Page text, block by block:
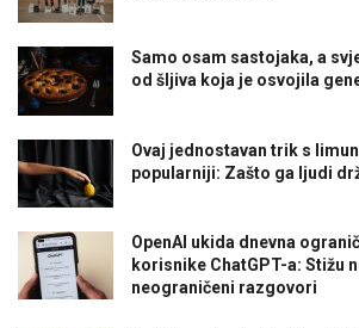
Samo osam sastojaka, a
od šljiva koja je osvojila
Ovaj jednostavan trik s
popularniji: Zašto ga ljudi
OpenAI ukida dnevna
korisnike ChatGPT-a: Stižu
neograničeni razgovori